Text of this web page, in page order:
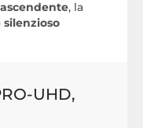
, la
silenzioso
UHD,